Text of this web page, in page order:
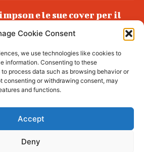
Cookie Consent
we use technologies like cookies to
information. Consenting to these
process data such as browsing behavior or
consenting or withdrawing consent, may
and functions.
Accept
Deny
e le sue cover per il
ha condannato
All rights reserved. Made with